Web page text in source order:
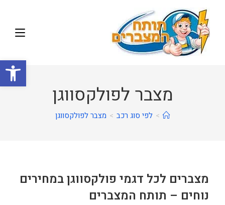
מצבר לפולקסווגן
> לפי סוג רכב > מצבר לפולקסווגן
מצברים לכל דגמי פולקסווגן במחירים
נוחים – תותח המצברים